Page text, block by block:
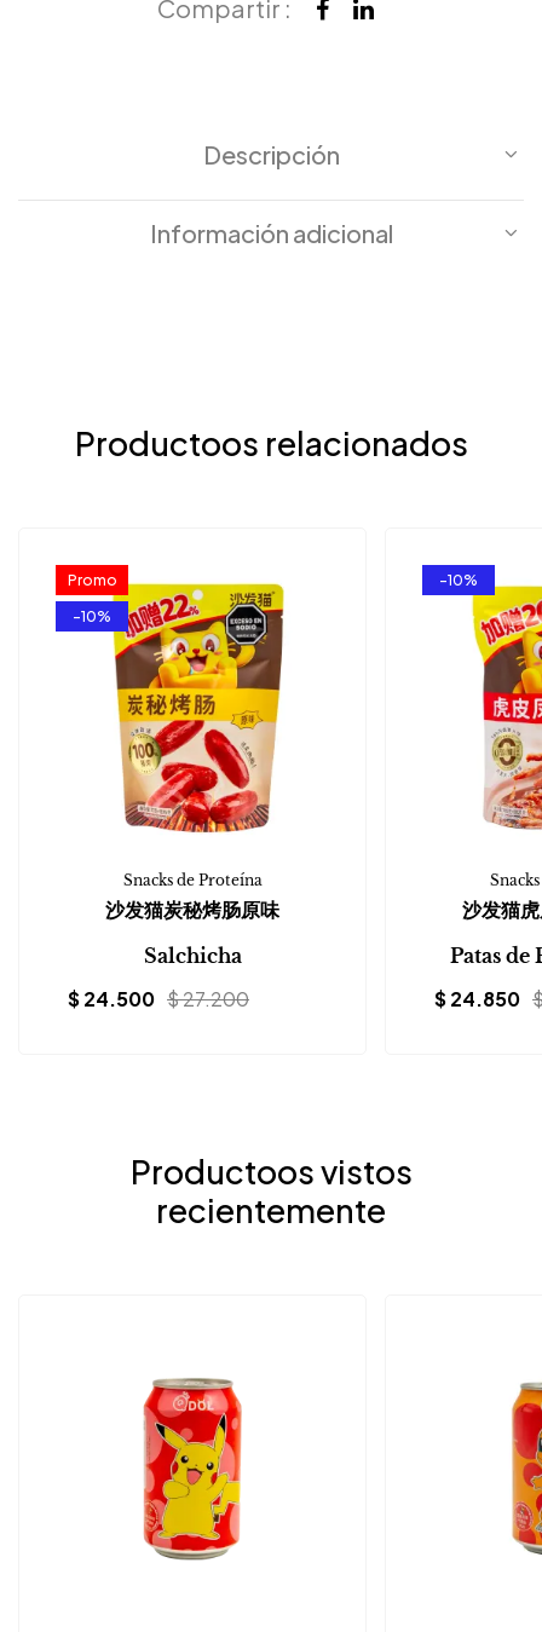
Compartir :
Descripción
Información adicional
Productoos relacionados
Promo
-10%
Snacks de Proteína
沙发猫炭秘烤肠原味
Salchicha
$27.200
$24.500
-10%
沙发猫
Patas de
$24.850
Productoos vistos
recientemente